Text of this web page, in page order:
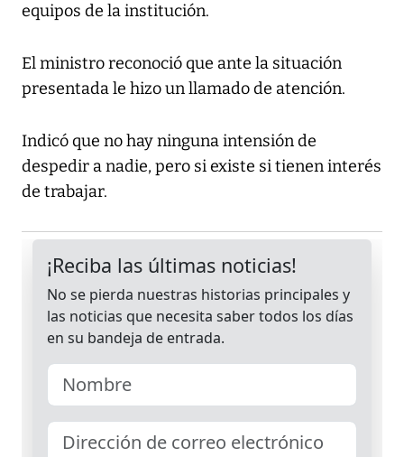
equipos de la institución.
El ministro reconoció que ante la situación
presentada le hizo un llamado de atención.
Indicó que no hay ninguna intensión de
despedir a nadie, pero si existe si tienen interés
de trabajar.